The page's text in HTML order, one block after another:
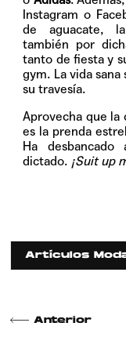
Instagram o
de aguacate,
también por
tanto de fiesta y
gym. La vida
su travesía.
Aprovecha que la
es la prenda
Ha
dictado. ¡Suit up
Artículos
Anterior